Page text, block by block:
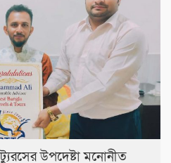
ট্যুরসের উপদেষ্টা মনোনীত